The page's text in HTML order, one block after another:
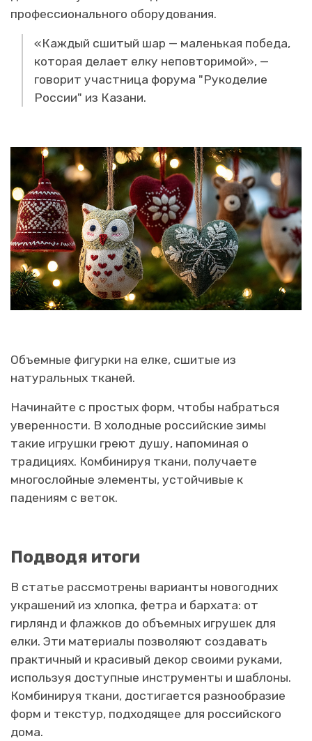
профессионального оборудования.
«Каждый сшитый шар — маленькая победа,
которая делает елку неповторимой», —
говорит участница форума "Рукоделие
России" из Казани.
Объемные фигурки на елке, сшитые из
натуральных тканей.
Начинайте с простых форм, чтобы набраться
уверенности. В холодные российские зимы
такие игрушки греют душу, напоминая о
традициях. Комбинируя ткани, получаете
многослойные элементы, устойчивые к
падениям с веток.
Подводя итоги
В статье рассмотрены варианты новогодних
украшений из хлопка, фетра и бархата: от
гирлянд и флажков до объемных игрушек для
елки. Эти материалы позволяют создавать
практичный и красивый декор своими руками,
используя доступные инструменты и шаблоны.
Комбинируя ткани, достигается разнообразие
форм и текстур, подходящее для российского
дома.